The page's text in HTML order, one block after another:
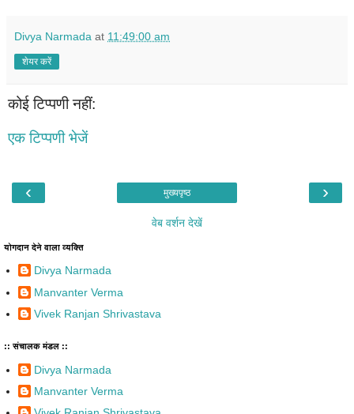
Divya Narmada at 11:49:00 am
शेयर करें
कोई टिप्पणी नहीं:
एक टिप्पणी भेजें
‹ ›
मुख्यपृष्ठ
वेब वर्शन देखें
योगदान देने वाला व्यक्ति
Divya Narmada
Manvanter Verma
Vivek Ranjan Shrivastava
:: संचालक मंडल ::
Divya Narmada
Manvanter Verma